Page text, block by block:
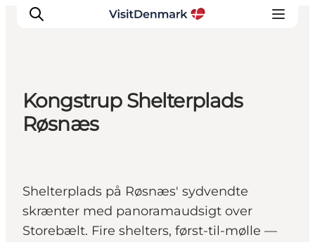
Inspirasjon
Planlegg reisen
Kongstrup Shelterplads
Røsnæs
Shelterplads på Røsnæs' sydvendte
skrænter med panoramaudsigt over
Storebælt. Fire shelters, først-til-mølle —